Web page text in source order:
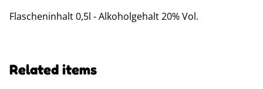
Flascheninhalt 0,5l - Alkoholgehalt 20% Vol.
Related items